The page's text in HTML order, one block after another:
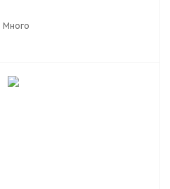
Много